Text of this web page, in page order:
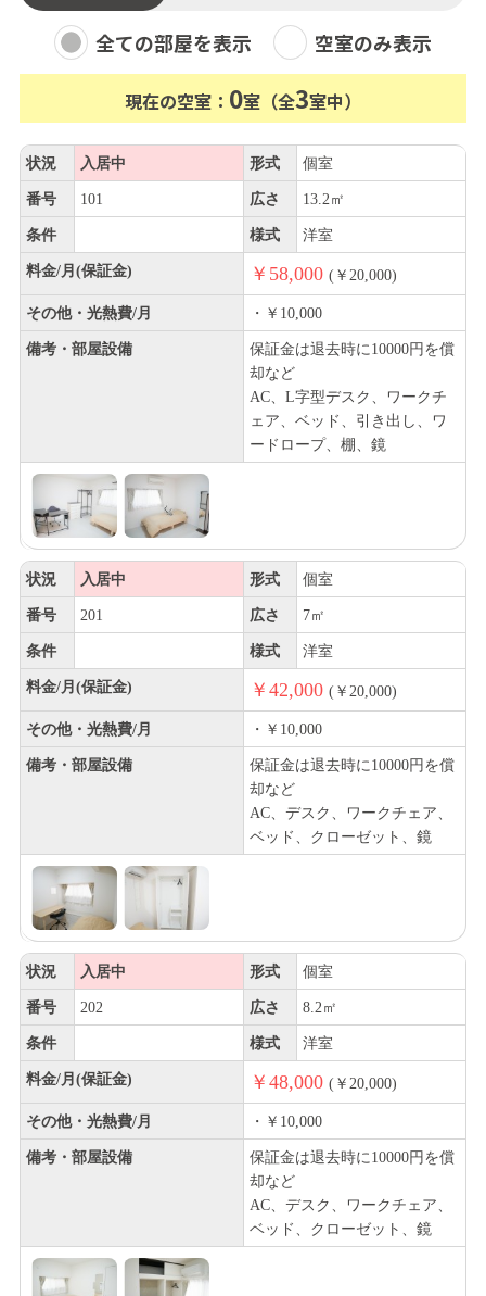
全ての部屋を表示 空室のみ表示
現在の空室： 0室（全3室中）
状況 入居中 形式 個室
番号 101 広さ 13.2㎡
条件 様式 洋室
料金/月(保証金) ￥58,000 (￥20,000)
その他・光熱費/月 ・￥10,000
備考・部屋設備
保証金は退去時に10000円を償
却など
AC、L字型デスク、ワークチ
ェア、ベッド、引き出し、ワ
ードロープ、棚、鏡
状況 入居中 形式 個室
番号 201 広さ 7㎡
条件 様式 洋室
料金/月(保証金) ￥42,000 (￥20,000)
その他・光熱費/月 ・￥10,000
備考・部屋設備
保証金は退去時に10000円を償
却など
AC、デスク、ワークチェア、
ベッド、クローゼット、鏡
状況 入居中 形式 個室
番号 202 広さ 8.2㎡
条件 様式 洋室
料金/月(保証金) ￥48,000 (￥20,000)
その他・光熱費/月 ・￥10,000
備考・部屋設備
保証金は退去時に10000円を償
却など
AC、デスク、ワークチェア、
ベッド、クローゼット、鏡